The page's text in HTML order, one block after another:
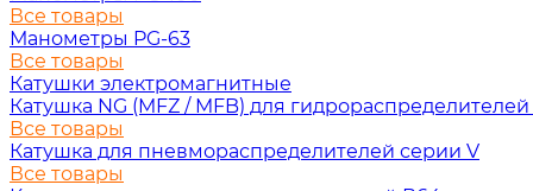
Все товары
Манометры PG-63
Все товары
Катушки электромагнитные
Катушка NG (MFZ / MFB) для
Все товары
Катушка для пневмораспределителей серии V
Все товары